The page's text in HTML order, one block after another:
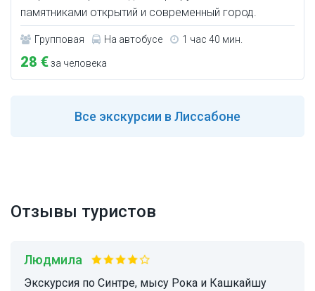
памятниками открытий и современный город.
Групповая На автобусе 1 час 40 мин.
28 €за человека
Все экскурсии в Лиссабоне
Отзывы туристов
Людмила
Экскурсия по Синтре, мысу Рока и Кашкайшу